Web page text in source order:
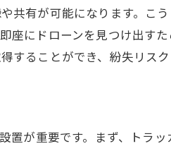
共有が可能になります。こ
にドローンを見つけ出す
ることができ、紛失リス
置が重要です。まず、トラ